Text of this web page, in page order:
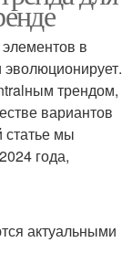
в
трендом,
вариантов
статье мы
года,
актуальными